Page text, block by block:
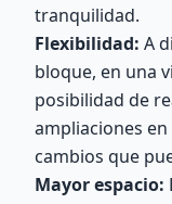
tranquilidad.
Flexibilidad: A
bloque, en una
posibilidad de
ampliaciones
cambios que
Mayor espacio: